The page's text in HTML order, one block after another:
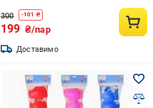
300 -101 ₴
199 ₴/пар
Доставимо